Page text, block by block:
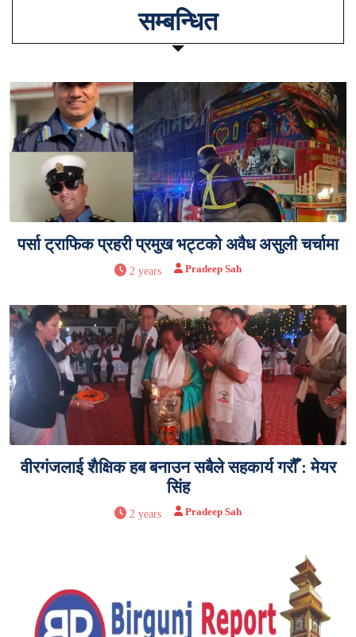
सम्बन्धित
पर्सा ट्राफिक प्रहरी प्रमुख भट्टको अवैध असुली चर्चामा
2 years Pradeep Sah
वीरगंजलाई शैक्षिक हब बनाउन सबैले सहकार्य गरौँ : मेयर
सिंह
2 years Pradeep Sah